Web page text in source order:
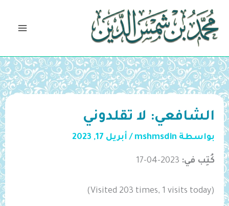
تخطي
المحتوى
الشافعي: لا تقلدوني
بواسطة mshmsdin
/ أبريل 17, 2023
كُتِب في: 2023-04-17
(Visited 203 times, 1 visits today)